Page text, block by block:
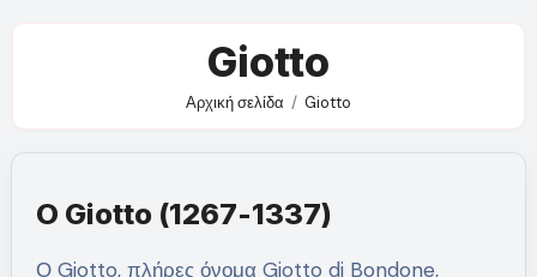
Giotto
Αρχική σελίδα Giotto
Ο Giotto (1267-1337)
Ο Giotto, πλήρες όνομα Giotto di Bondone,